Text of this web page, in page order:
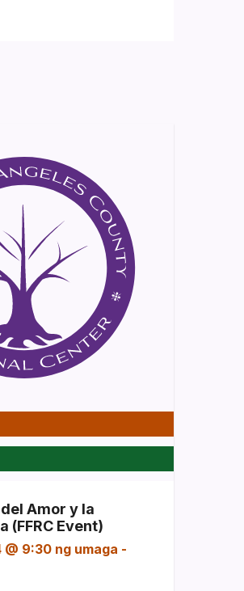
Amor y la
(FFRC Event)
@ 9:30 ng umaga -